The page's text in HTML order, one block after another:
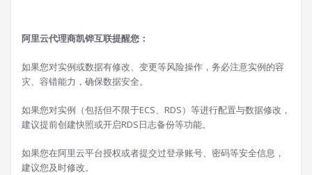
阿里云代理商凯铧互联提醒您：
如果您对实例或数据有修改、变更等风险操作，务必注意实例的容
灾、容错能力，确保数据安全。
如果您对实例（包括但不限于ECS、RDS）等进行配置与数据修改，
建议提前创建快照或开启RDS日志备份等功能。
如果您在阿里云平台授权或者提交过登录账号、密码等安全信息，
建议您及时修改。